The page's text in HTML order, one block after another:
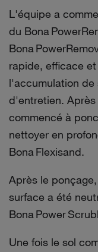
L'équipe a
du Bona
Bona
rapide, efficace
l'accumulation
d'entretien.
commencé à
nettoyer en
Bona Flexisand.
Après le
surface a été
Bona Power
Une fois le sol